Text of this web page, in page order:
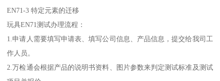
EN71-3 特定元素的迁移
玩具EN71测试办理流程：
1.申请人需要填写申请表、填写公司信息、产品信息，提交给我司工
作人员。
2.万检通会根据产品的说明书资料、图片参数来判定测试标准及测试